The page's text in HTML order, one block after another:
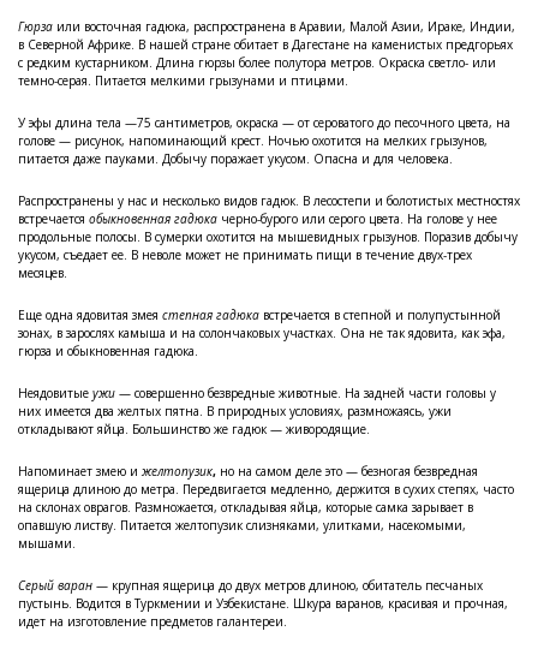
Гюрза или восточная гадюка, распространена в Аравии, Малой Азии, Ираке, Индии,
в Северной Африке. В нашей стране обитает в Дагестане на каменистых предгорьях
с редким кустарником. Длина гюрзы более полутора метров. Окраска светло- или
темно-серая. Питается мелкими грызунами и птицами.
У эфы длина тела —75 сантиметров, окраска — от сероватого до песочного цвета, на
голове — рисунок, напоминающий крест. Ночью охотится на мелких грызунов,
питается даже пауками. Добычу поражает укусом. Опасна и для человека.
Распространены у нас и несколько видов гадюк. В лесостепи и болотистых местностях
встречается обыкновенная гадюка черно-бурого или серого цвета. На голове у нее
продольные полосы. В сумерки охотится на мышевидных грызунов. Поразив добычу
укусом, съедает ее. В неволе может не принимать пищи в течение двух-трех
месяцев.
Еще одна ядовитая змея степная гадюка встречается в степной и полупустынной
зонах, в зарослях камыша и на солончаковых участках. Она не так ядовита, как эфа,
гюрза и обыкновенная гадюка.
Неядовитые ужи — совершенно безвредные животные. На задней части головы у
них имеется два желтых пятна. В природных условиях, размножаясь, ужи
откладывают яйца. Большинство же гадюк — живородящие.
Напоминает змею и желтопузик, но на самом деле это — безногая безвредная
ящерица длиною до метра. Передвигается медленно, держится в сухих степях, часто
на склонах оврагов. Размножается, откладывая яйца, которые самка зарывает в
опавшую листву. Питается желтопузик слизняками, улитками, насекомыми,
мышами.
Серый варан — крупная ящерица до двух метров длиною, обитатель песчаных
пустынь. Водится в Туркмении и Узбекистане. Шкура варанов, красивая и прочная,
идет на изготовление предметов галантереи.